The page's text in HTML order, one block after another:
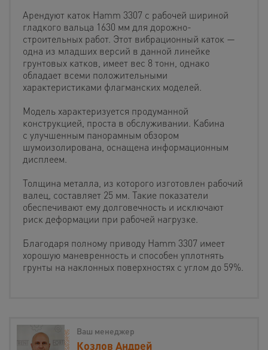
Арендуют каток Hamm 3307 с рабочей шириной
гладкого вальца 1630 мм для дорожно-
строительных работ. Этот вибрационный каток —
одна из младших версий в данной линейке
грунтовых катков, имеет вес 8 тонн, однако
обладает всеми положительными
характеристиками флагманских моделей.
Модель характеризуется продуманной
конструкцией, проста в обслуживании. Кабина
с улучшенным панорамным обзором
шумоизолирована, оснащена информационным
дисплеем.
Толщина металла, из которого изготовлен рабочий
валец, составляет 25 мм. Такие показатели
обеспечивают ему долговечность и исключают
риск деформации при рабочей нагрузке.
Благодаря полному приводу Hamm 3307 имеет
хорошую маневренность и способен уплотнять
грунты на наклонных поверхностях с углом до 59%.
Ваш менеджер
Козлов Андрей